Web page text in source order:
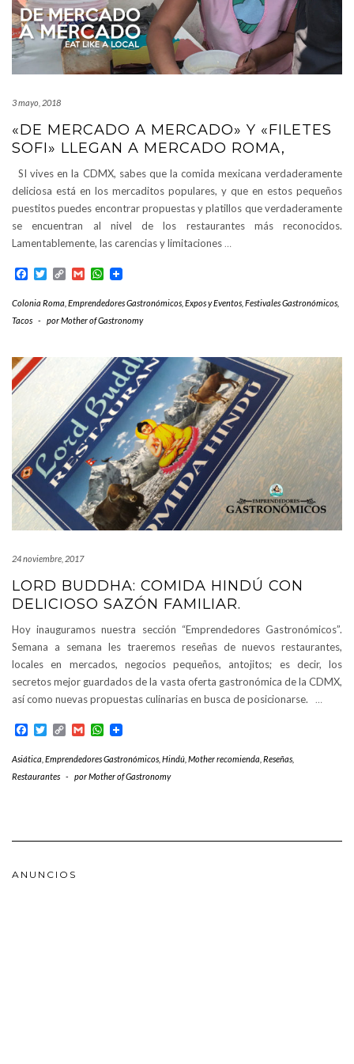
3 mayo, 2018
«DE MERCADO A MERCADO» Y «FILETES
SOFI» LLEGAN A MERCADO ROMA,
SI vives en la CDMX, sabes que la comida mexicana verdaderamente
deliciosa está en los mercaditos populares, y que en estos pequeños
puestitos puedes encontrar propuestas y platillos que verdaderamente
se encuentran al nivel de los restaurantes más reconocidos.
Lamentablemente, las carencias y limitaciones …
Facebook
TwitterCopyGmailWhatsApp
Colonia Roma Emprendedores Gastronómicos Expos y Eventos Festivales Gastronómicos
Tacos - porMother of Gastronomy
24 noviembre, 2017
LORD BUDDHA: COMIDA HINDÚ CON
DELICIOSO SAZÓN FAMILIAR.
Hoy inauguramos nuestra sección “Emprendedores Gastronómicos”.
Semana a semana les traeremos reseñas de nuevos restaurantes,
locales en mercados, negocios pequeños, antojitos; es decir, los
secretos mejor guardados de la vasta oferta gastronómica de la CDMX,
así como nuevas propuestas culinarias en busca de posicionarse. …
Facebook
TwitterCopyGmailWhatsApp
Asiática Emprendedores Gastronómicos Hindú Mother recomienda Reseñas
Restaurantes - porMother of Gastronomy
ANUNCIOS